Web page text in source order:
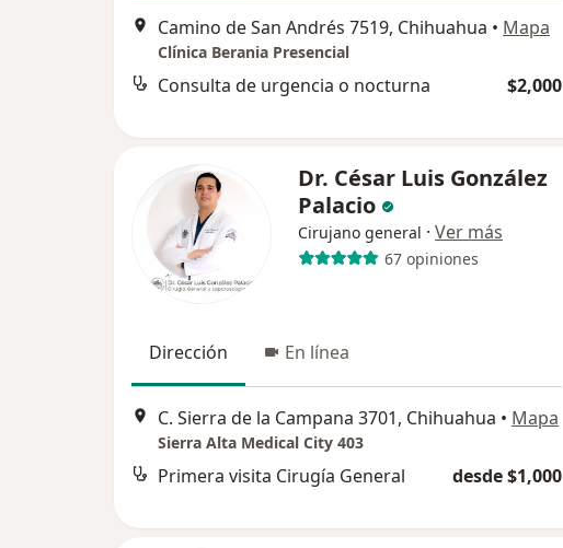
Camino de San Andrés 7519, Chihuahua • Mapa
Clínica Berania Presencial
Consulta de urgencia o nocturna $2,000
Dr. César Luis González
Palacio
Cirujano general · Ver más
67 opiniones
Dirección En línea
C. Sierra de la Campana 3701, Chihuahua • Mapa
Sierra Alta Medical City 403
Primera visita Cirugía General desde $1,000